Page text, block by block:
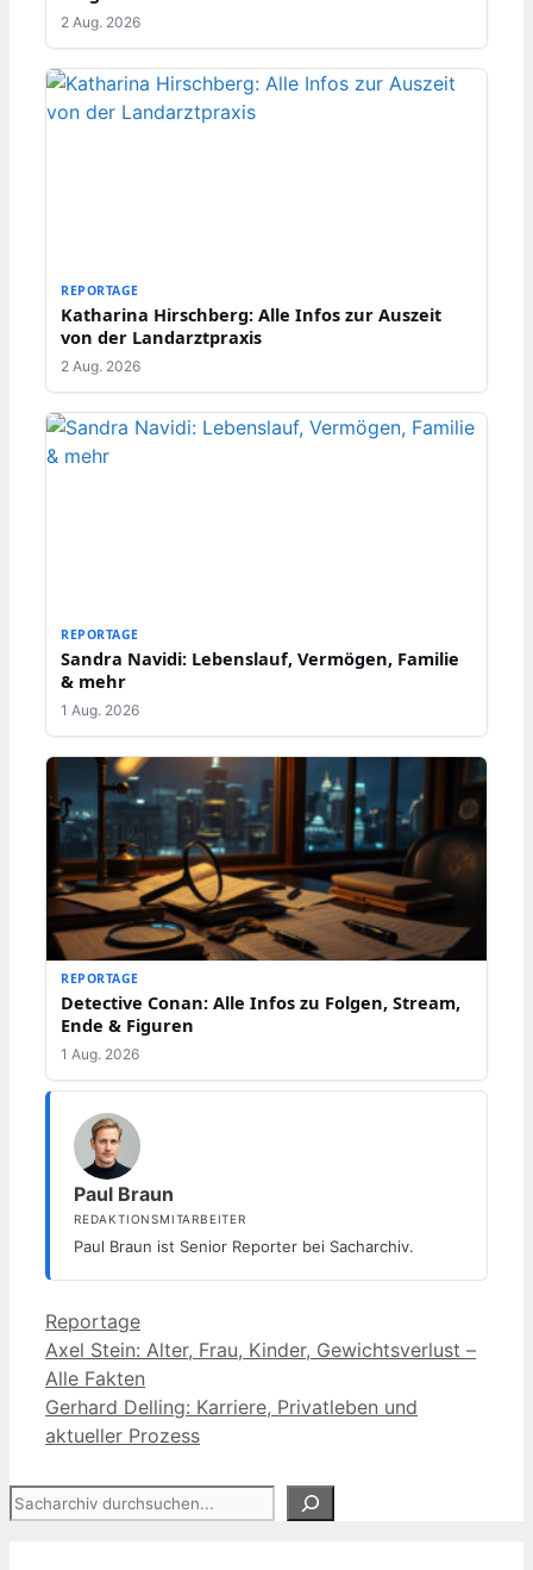
2 Aug. 2026
REPORTAGE
Katharina Hirschberg: Alle Infos zur Auszeit
von der Landarztpraxis
2 Aug. 2026
REPORTAGE
Sandra Navidi: Lebenslauf, Vermögen, Familie
& mehr
1 Aug. 2026
REPORTAGE
Detective Conan: Alle Infos zu Folgen, Stream,
Ende & Figuren
1 Aug. 2026
Paul Braun
REDAKTIONSMITARBEITER
Paul Braun ist Senior Reporter bei Sacharchiv.
Kategorien
Reportage
Axel Stein: Alter, Frau, Kinder, Gewichtsverlust –
Alle Fakten
Gerhard Delling: Karriere, Privatleben und
aktueller Prozess
Suchen